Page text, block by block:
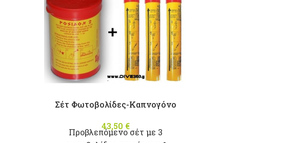
Σέτ Φωτοβολίδες-Καπνογόνο
43,50 €
Προβλεπόμενο σέτ με 3